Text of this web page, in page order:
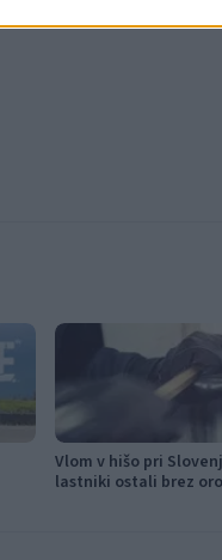
Vlom v hišo pri
lastniki ostali brez